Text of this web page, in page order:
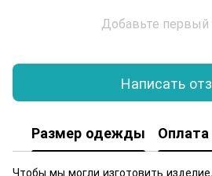
Добавьте
Написать
Размер одежды
Чтобы мы могли изготовить